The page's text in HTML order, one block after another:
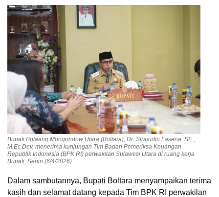
Bupati Bolaang Mongondow Utara (Boltara), Dr. Sirajudin Lasena, SE.,
M.Ec.Dev, menerima kunjungan Tim Badan Pemeriksa Keuangan
Republik Indonesia (BPK RI) perwakilan Sulawesi Utara di ruang kerja
Bupati, Senin (6/4/2026).
Dalam sambutannya, Bupati Boltara menyampaikan terima
kasih dan selamat datang kepada Tim BPK RI perwakilan